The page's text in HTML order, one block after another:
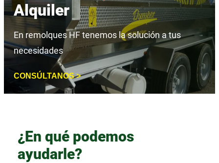
Alquiler
En remolques HF tenemos la solución a tus
necesidades
CONSÚLTANOS >
¿En qué podemos
ayudarle?